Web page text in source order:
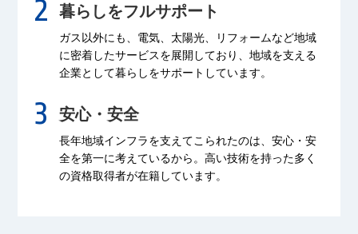
暮らしをフルサポート
ガス以外にも、電気、太陽光、リフォームなど地域
に密着したサービスを展開しており、地域を支える
企業として暮らしをサポートしています。
安心・安全
長年地域インフラを支えてこられたのは、安心・安
全を第一に考えているから。高い技術を持った多く
の資格取得者が在籍しています。